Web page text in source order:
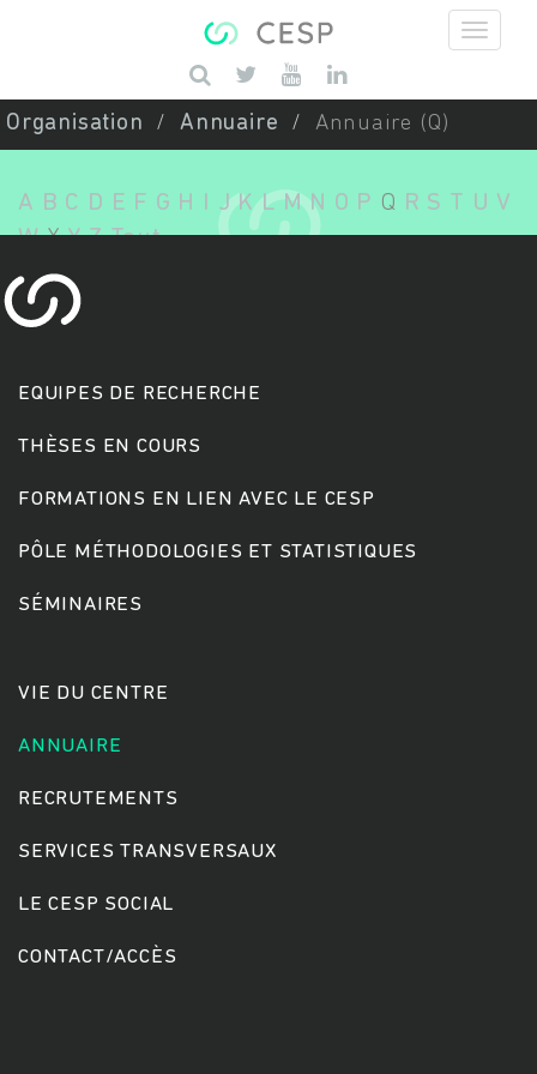
Saisissez vos mots-clés
Organisation Annuaire Annuaire (Q)
A B C D E F G H J K L M N O P Q R S T U V
W X Y Z Tout
EQUIPES DE RECHERCHE
THÈSES EN COURS
FORMATIONS EN LIEN AVEC LE CESP
PÔLE MÉTHODOLOGIES ET STATISTIQUES
SÉMINAIRES
VIE DU CENTRE
ANNUAIRE
RECRUTEMENTS
SERVICES TRANSVERSAUX
LE CESP SOCIAL
CONTACT/ACCÈS